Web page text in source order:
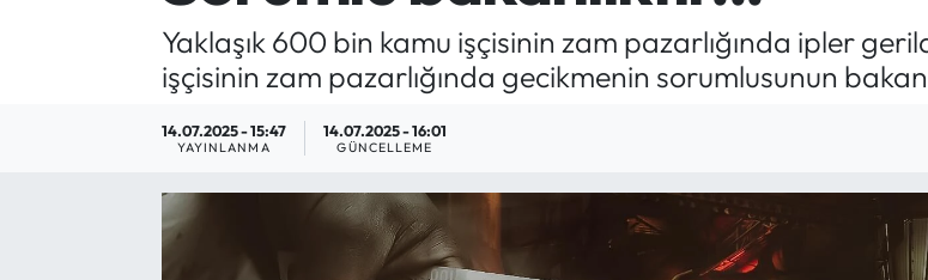
Yaklaşık 600 bin kamu işçisinin zam pazarlığında ipler
işçisinin zam pazarlığında gecikmenin sorumlusunun
14.07.2025 - 15:47
YAYINLANMA
14.07.2025 - 16:01
GÜNCELLEME
Yargı Kararları
Haber Arşivi